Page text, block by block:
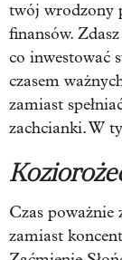
twój wrodzony
finansów.
co inwestować
czasem
zamiast
zachcianki. W
Czas
zamiast